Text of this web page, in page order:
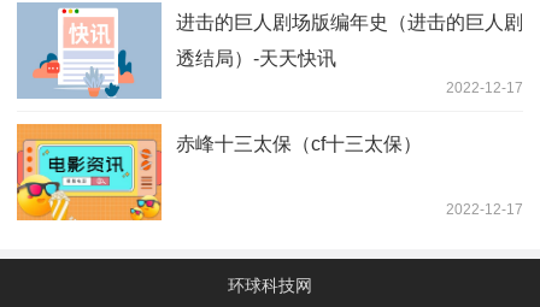
进击的巨人剧场版编年史（进击的巨人剧
透结局）-天天快讯
2022-12-17
赤峰十三太保（cf十三太保）
2022-12-17
环球科技网